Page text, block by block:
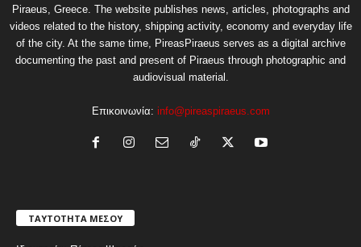
Piraeus, Greece. The website publishes news, articles, photographs and
videos related to the history, shipping activity, economy and everyday life
of the city. At the same time, PireasPiraeus serves as a digital archive
documenting the past and present of Piraeus through photographic and
audiovisual material.
Επικοινωνία: info@pireaspiraeus.com
ΤΑΥΤΟΤΗΤΑ ΜΕΣΟΥ